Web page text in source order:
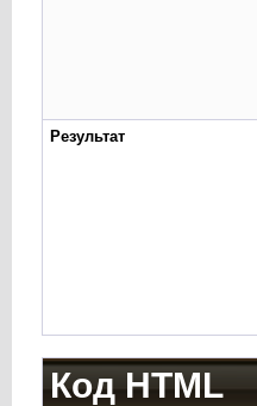
Результат
Код HTML